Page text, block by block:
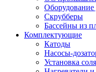
Оборудование
Скрубберы
Бассейны из
Комплектующие
Катоды
Насосы-
Установка